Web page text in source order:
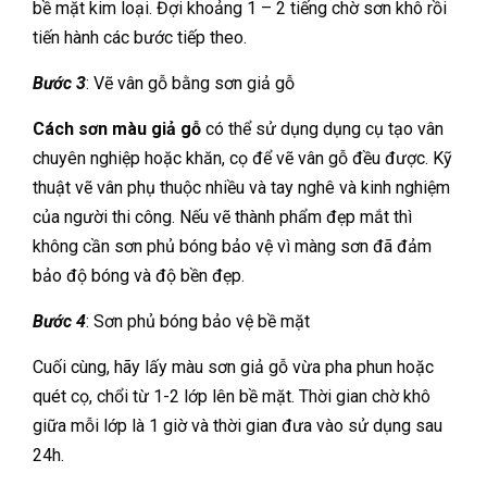
bề mặt kim loại. Đợi khoảng 1 – 2 tiếng chờ sơn khô rồi
tiến hành các bước tiếp theo.
Bước 3: Vẽ vân gỗ bằng sơn giả gỗ
Cách sơn màu giả gỗ có thể sử dụng dụng cụ tạo vân
chuyên nghiệp hoặc khăn, cọ để vẽ vân gỗ đều được. Kỹ
thuật vẽ vân phụ thuộc nhiều và tay nghê và kinh nghiệm
của người thi công. Nếu vẽ thành phẩm đẹp mắt thì
không cần sơn phủ bóng bảo vệ vì màng sơn đã đảm
bảo độ bóng và độ bền đẹp.
Bước 4: Sơn phủ bóng bảo vệ bề mặt
Cuối cùng, hãy lấy màu sơn giả gỗ vừa pha phun hoặc
quét cọ, chổi từ 1-2 lớp lên bề mặt. Thời gian chờ khô
giữa mỗi lớp là 1 giờ và thời gian đưa vào sử dụng sau
24h.